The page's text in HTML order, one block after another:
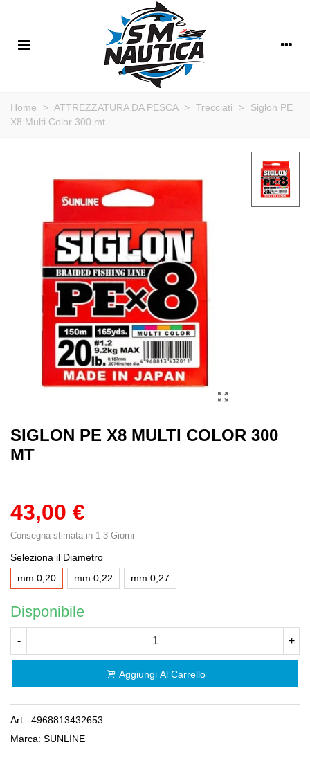
Home > ATTREZZATURA DA PESCA > Trecciati >
Siglon PE
X8 Multi Color 300 mt
SIGLON PE X8 MULTI COLOR 300
MT
43,00 €
Consegna stimata in 1-3 Giorni
Seleziona il Diametro
mm 0,20
mm 0,22 mm 0,27
Disponibile
- +
Aggiungi Al Carrello
Art.: 4968813432653
Marca: SUNLINE